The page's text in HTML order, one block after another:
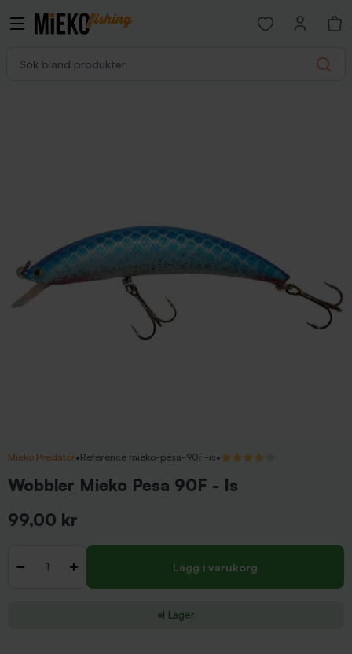
Search
Open favorites
Mieko Predator•Reference mieko-pesa-90F-is•4.5/5 (4 recensioner)
Wobbler Mieko Pesa 90F - Is
99,00 kr
- + Lägg i varukorg
I Lager